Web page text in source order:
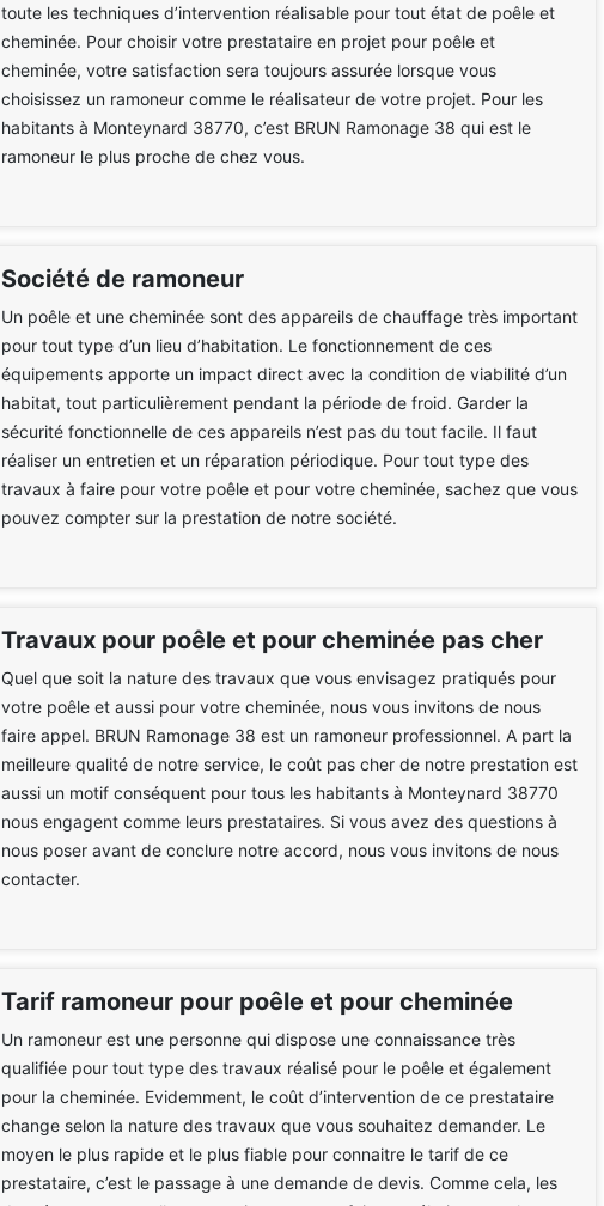
toute les techniques d’intervention réalisable pour tout état de poêle et
cheminée. Pour choisir votre prestataire en projet pour poêle et
cheminée, votre satisfaction sera toujours assurée lorsque vous
choisissez un ramoneur comme le réalisateur de votre projet. Pour les
habitants à Monteynard 38770, c’est BRUN Ramonage 38 qui est le
ramoneur le plus proche de chez vous.
Société de ramoneur
Un poêle et une cheminée sont des appareils de chauffage très important
pour tout type d’un lieu d’habitation. Le fonctionnement de ces
équipements apporte un impact direct avec la condition de viabilité d’un
habitat, tout particulièrement pendant la période de froid. Garder la
sécurité fonctionnelle de ces appareils n’est pas du tout facile. Il faut
réaliser un entretien et un réparation périodique. Pour tout type des
travaux à faire pour votre poêle et pour votre cheminée, sachez que vous
pouvez compter sur la prestation de notre société.
Travaux pour poêle et pour cheminée pas cher
Quel que soit la nature des travaux que vous envisagez pratiqués pour
votre poêle et aussi pour votre cheminée, nous vous invitons de nous
faire appel. BRUN Ramonage 38 est un ramoneur professionnel. A part la
meilleure qualité de notre service, le coût pas cher de notre prestation est
aussi un motif conséquent pour tous les habitants à Monteynard 38770
nous engagent comme leurs prestataires. Si vous avez des questions à
nous poser avant de conclure notre accord, nous vous invitons de nous
contacter.
Tarif ramoneur pour poêle et pour cheminée
Un ramoneur est une personne qui dispose une connaissance très
qualifiée pour tout type des travaux réalisé pour le poêle et également
pour la cheminée. Evidemment, le coût d’intervention de ce prestataire
change selon la nature des travaux que vous souhaitez demander. Le
moyen le plus rapide et le plus fiable pour connaitre le tarif de ce
prestataire, c’est le passage à une demande de devis. Comme cela, les